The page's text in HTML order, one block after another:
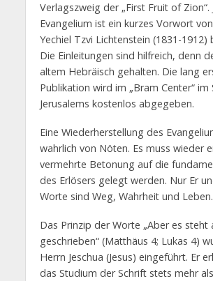
Verlagszweig der „First Fruit of Zion“.
Evangelium ist ein kurzes Vorwort
Yechiel Tzvi Lichtenstein (1831-1912)
Die Einleitungen sind hilfreich, denn
altem Hebräisch gehalten. Die lang
Publikation wird im „Bram Center“
Jerusalems kostenlos abgegeben.
Eine Wiederherstellung des
wahrlich von Nöten. Es muss wieder
vermehrte Betonung auf die
des Erlösers gelegt werden. Nur Er
Worte sind Weg, Wahrheit und Leben.
Das Prinzip der Worte „Aber es steht
geschrieben“ (Matthäus 4; Lukas 4)
Herrn Jeschua (Jesus) eingeführt. Er
das Studium der Schrift stets mehr